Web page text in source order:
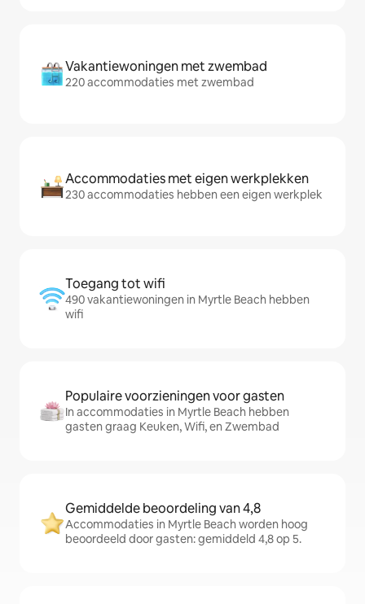
Vakantiewoningen met zwembad
220 accommodaties met zwembad
Accommodaties met eigen werkplekken
230 accommodaties hebben een eigen werkplek
Toegang tot wifi
490 vakantiewoningen in Myrtle Beach hebben
wifi
Populaire voorzieningen voor gasten
In accommodaties in Myrtle Beach hebben
gasten graag Keuken, Wifi, en Zwembad
Gemiddelde beoordeling van 4,8
Accommodaties in Myrtle Beach worden hoog
beoordeeld door gasten: gemiddeld 4,8 op 5.